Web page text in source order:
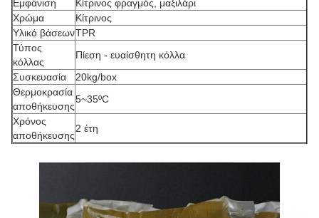
Εμφάνιση
Κίτρινος φραγμός, μαξιλάρι
Χρώμα
Κίτρινος
Υλικό βάσεωνTPR
Τύπος
κόλλας
Πίεση - ευαίσθητη κόλλα
Συσκευασία
20kg/box
Θερμοκρασία
αποθήκευσης
5~35ºC
Χρόνος
αποθήκευσης
2 έτη